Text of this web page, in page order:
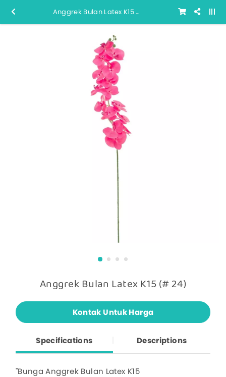
Anggrek Bulan Latex K15 (# 24)
Anggrek Bulan Latex K15 (# 24)
Kontak Untuk Harga
Specifications Descriptions
"Bunga Anggrek Bulan Latex K15